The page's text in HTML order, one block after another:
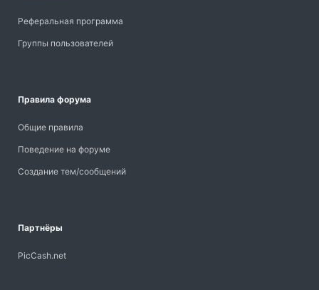
Реферальная программа
Группы пользователей
Правила форума
Общие правила
Поведение на форуме
Создание тем/сообщений
Партнёры
PicCash.net